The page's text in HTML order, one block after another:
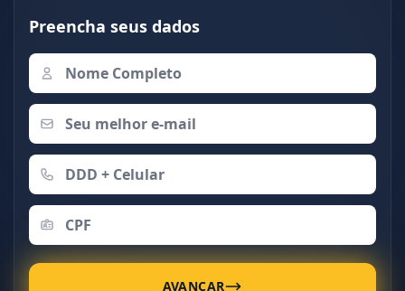
Preencha seus dados
AVANÇAR